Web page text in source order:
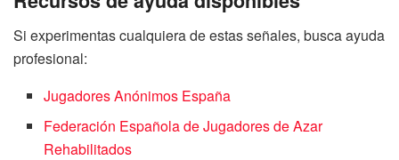
Si experimentas cualquiera de estas señales, busca ayuda
profesional:
Jugadores Anónimos España
Federación Española de Jugadores de Azar
Rehabilitados